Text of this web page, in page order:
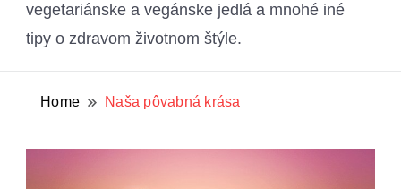
vegetariánske a vegánske jedlá a mnohé iné
tipy o zdravom životnom štýle.
Home Naša pôvabná krása